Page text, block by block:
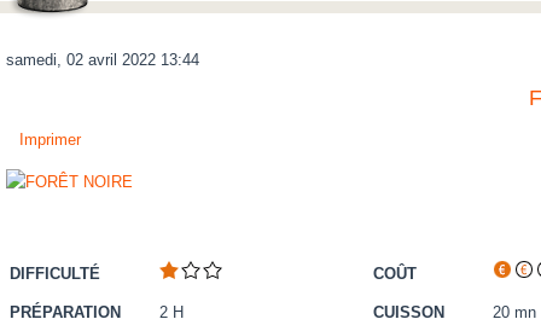
samedi, 02 avril 2022 13:44
Imprimer
DIFFICULTÉ COÛT
PRÉPARATION 2 H CUISSON 20 mn